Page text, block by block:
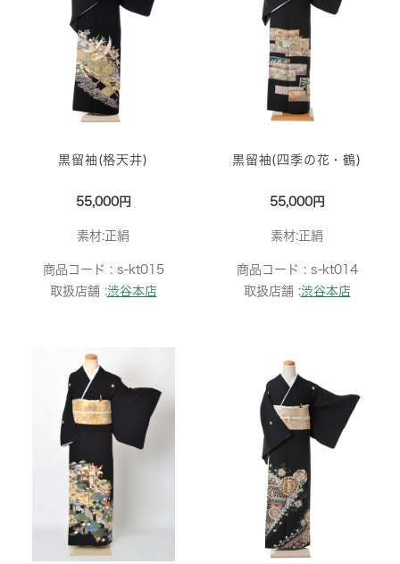
黒留袖(格天井)
55,000円
素材:正絹
商品コード : s-kt015
取扱店舗 :渋谷本店
黒留袖(四季の花・鶴)
55,000円
素材:正絹
商品コード : s-kt014
取扱店舗 :渋谷本店